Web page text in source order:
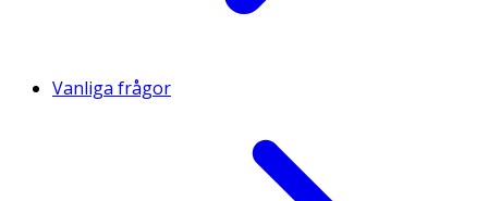
Vanliga frågor